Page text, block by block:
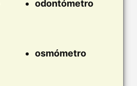
odontómetro
osmómetro